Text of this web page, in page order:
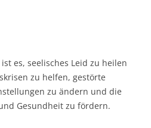
es, seelisches Leid zu heilen
zu helfen, gestörte
zu ändern und die
Gesundheit zu fördern.